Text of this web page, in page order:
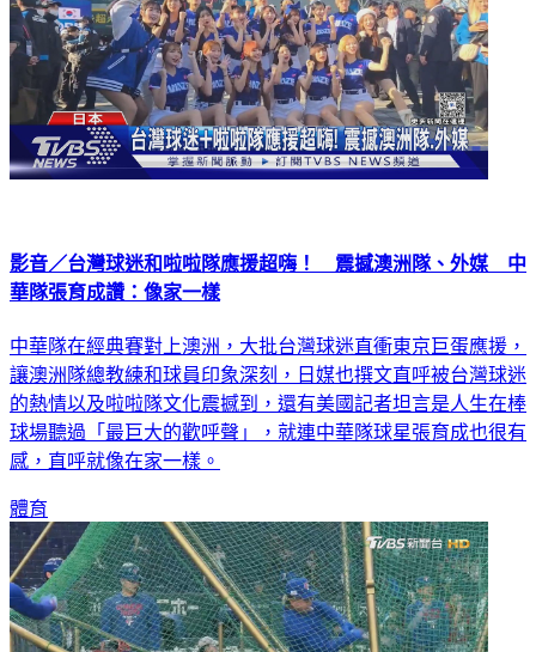
影音／台灣球迷和啦啦隊應援超嗨！ 震撼澳洲隊、外媒 中
華隊張育成讚：像家一樣
中華隊在經典賽對上澳洲，大批台灣球迷直衝東京巨蛋應援，
讓澳洲隊總教練和球員印象深刻，日媒也撰文直呼被台灣球迷
的熱情以及啦啦隊文化震撼到，還有美國記者坦言是人生在棒
球場聽過「最巨大的歡呼聲」，就連中華隊球星張育成也很有
感，直呼就像在家一樣。
體育